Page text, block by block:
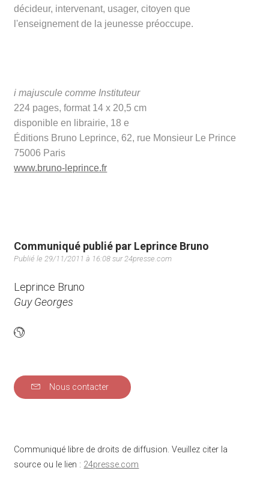
décideur, intervenant, usager, citoyen que
l'enseignement de la jeunesse préoccupe.
i majuscule comme Instituteur
224 pages, format 14 x 20,5 cm
disponible en librairie, 18 e
Éditions Bruno Leprince, 62, rue Monsieur Le Prince
75006 Paris
www.bruno-leprince.fr
Communiqué publié par Leprince Bruno
Publié le 29/11/2011 à 16:08 sur 24presse.com
Leprince Bruno
Guy Georges
Nous contacter
Communiqué libre de droits de diffusion. Veuillez citer la
source ou le lien : 24presse.com